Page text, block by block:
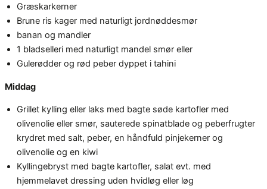
Græskarkerner
Brune ris kager med naturligt jordnøddesmør
banan og mandler
1 bladselleri med naturligt mandel smør eller
Gulerødder og rød peber dyppet i tahini
Middag
Grillet kylling eller laks med bagte søde kartofler med
olivenolie eller smør, sauterede spinatblade og peberfrugter
krydret med salt, peber, en håndfuld pinjekerner og
olivenolie og en kiwi
Kyllingebryst med bagte kartofler, salat evt. med
hjemmelavet dressing uden hvidløg eller løg